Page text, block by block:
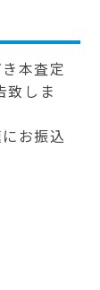
本査定
致しま
お振込